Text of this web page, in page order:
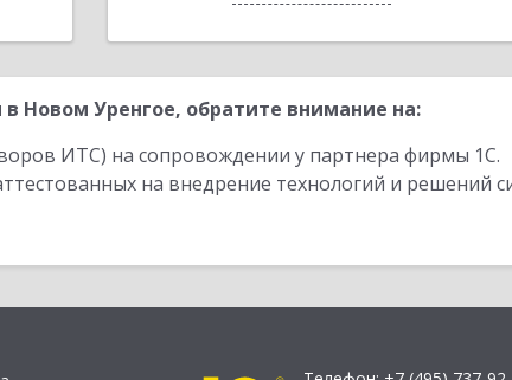
Новом Уренгое, обратите внимание на:
ИТС) на сопровождении у партнера фирмы 1С.
на внедрение технологий и решений